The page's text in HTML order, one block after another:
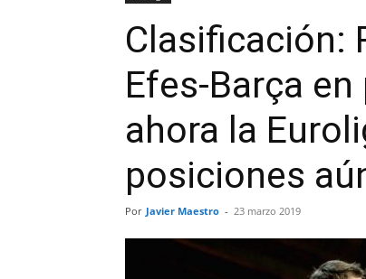
Clasificación:
Efes-Barça
ahora la
posiciones
Por Javier Maestro - 23 marzo 2019